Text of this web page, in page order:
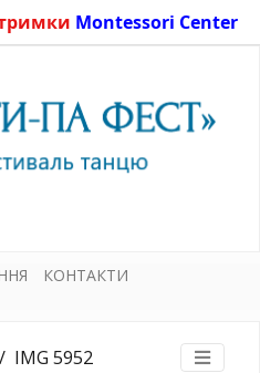
Montessori Center
КОНТАКТИ
IMG 5952